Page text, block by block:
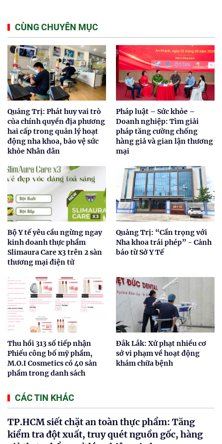
CÙNG CHUYÊN MỤC
Quảng Trị: Phát huy vai trò
của chính quyền địa phương
hai cấp trong quản lý hoạt
động nha khoa, bảo vệ sức
khỏe Nhân dân
Pháp luật – Sức khỏe –
Doanh nghiệp: Tìm giải
pháp tăng cường chống
hàng giả và gian lận thương
mại
Bộ Y tế yêu cầu ngừng ngay
kinh doanh thực phẩm
Slimaura Care x3 trên 2 sàn
thương mại điện tử
Quảng Trị: “Cẩn trọng với
Nha khoa trái phép” - Cảnh
báo từ Sở Y Tế
Thu hồi 313 số tiếp nhận
Phiếu công bố mỹ phẩm,
M.O.I Cosmetics có 40 sản
phẩm trong danh sách
Đắk Lắk: Xử phạt nhiều cơ
sở vi phạm về hoạt động
khám chữa bệnh
CÁC TIN KHÁC
TP.HCM siết chặt an toàn thực phẩm: Tăng
kiểm tra đột xuất, truy quét nguồn gốc, hàng